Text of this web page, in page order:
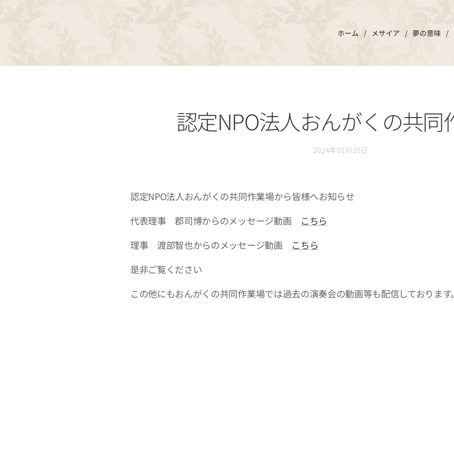
ホーム メサイア 夢の意味
認定NPO法人おんがくの共同
2024年01月25日
認定NPO法人おんがくの共同作業場から皆様へお知らせ
代表理事 郡司博からのメッセージ動画
こちら
理事 渡部智也からのメッセージ動画
こちら
是非ご覧ください
この他にもおんがくの共同作業場では過去の演奏会の動画等も配信しております。